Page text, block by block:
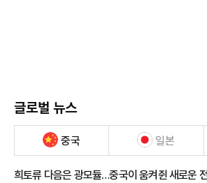
글로벌 뉴스
중국 일본
희토류 다음은 광모듈…중국이 움켜쥔 새로운